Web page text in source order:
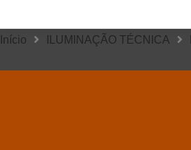
Início ILUMINAÇÃO TÉCNICA